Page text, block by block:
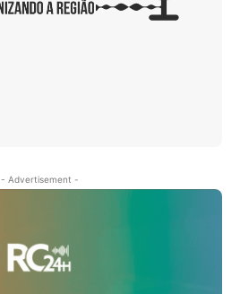
- Advertisement -